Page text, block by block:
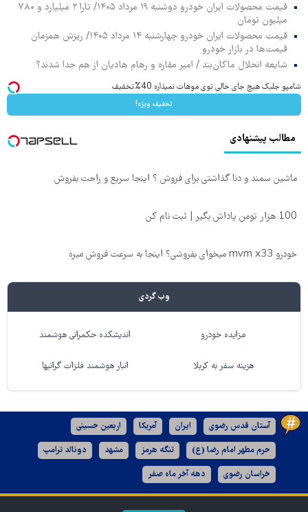
قیمت محصولات ایران خودرو دوشنبه ۱۹ مرداد ۱۴۰۵/ تارا ۲ میلیارد و ۷۸۰
میلیون تومان
قیمت محصولات ایران خودرو چهارشنبه ۱۴ مرداد ۱۴۰۵/ ریزش همزمان
قیمت‌ها در بازار خودرو
شایعه انحلال ماکان‌بند / امیر مقاره و رهام هادیان از هم جدا شدند؟
شامپو جلبک هیچ جای خالی توی موهات نمیذاره 40%تخفیف
تخفیف ویژه!
مطالب پیشنهادی
ماشین سمند و دنا گذاشتی برای فروش ؟ اینجا سریع و راحت بفروش
100 هزار تومن پاداش بگیر | ثبت نام کن
خودرو mvm x33 میخوای بفروشی؟ اینجا به سرعت فروش میره
وب گردی
مزایده خودرو اندیشکده حکمرانی هوشمند
هزینه سفر به کربلا انبار هوشمند فلزات گرانبها
آستان قدس رضوی ایران آمریکا اربعین حسینی
حرم مطهر امام رضا (ع) تنگه هرمز مشهد دونالد ترامپ
خراسان رضوی دهه آخر ماه صفر